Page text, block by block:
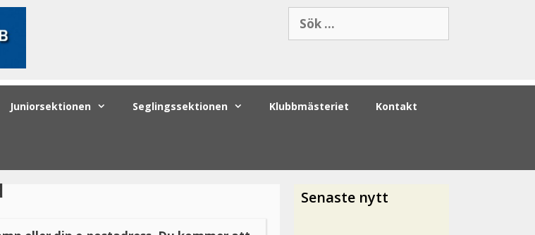
Juniorsektionen Seglingssektionen Klubbmästeriet Kontakt
Senaste nytt